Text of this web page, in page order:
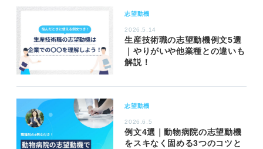
志望動機
2026.5.14
生産技術職の志望動機例文5選
｜やりがいや他業種との違いも
解説！
志望動機
2026.6.5
例文4選｜動物病院の志望動機
をスキなく固める3つのコツと